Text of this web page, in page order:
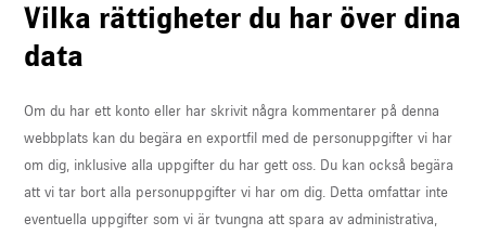
Vilka rättigheter du har över dina
data
Om du har ett konto eller har skrivit några kommentarer på denna
webbplats kan du begära en exportfil med de personuppgifter vi har
om dig, inklusive alla uppgifter du har gett oss. Du kan också begära
att vi tar bort alla personuppgifter vi har om dig. Detta omfattar inte
eventuella uppgifter som vi är tvungna att spara av administrativa,